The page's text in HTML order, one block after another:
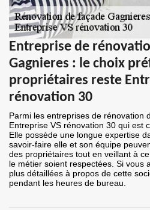
Entreprise de
Gagnieres : le choix
propriétaires reste
rénovation 30
Parmi les entreprises de rénovation
Entreprise VS rénovation 30 qui est
Elle possède une longue expertise
savoir-faire elle et son équipe
des propriétaires tout en veillant à
le métier soient respectées. Si vous
plus détaillées à propos de cette
pendant les heures de bureau.